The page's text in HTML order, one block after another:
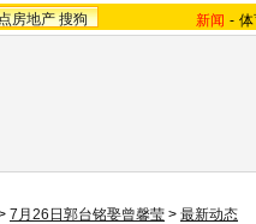
房地产 搜狗 新闻 -
7月26日郭台铭娶曾馨莹 > 最新动态